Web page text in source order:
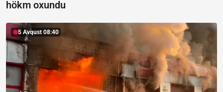
hökm oxundu
5 Avqust 08:40